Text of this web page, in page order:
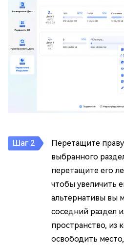
Перетащите
выбранного
перетащите его
чтобы увеличить
альтернативы вы
соседний раздел
пространство, из
освободить